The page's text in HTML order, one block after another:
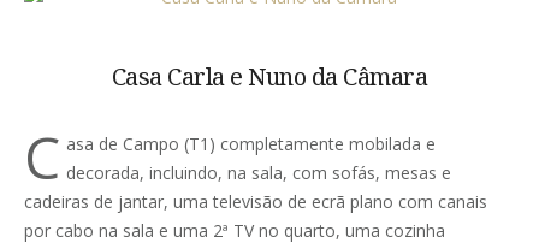
Casa Carla e Nuno da Câmara
C asa de Campo (T1) completamente mobilada e
decorada, incluindo, na sala, com sofás, mesas e
cadeiras de jantar, uma televisão de ecrã plano com canais
por cabo na sala e uma 2ª TV no quarto, uma cozinha